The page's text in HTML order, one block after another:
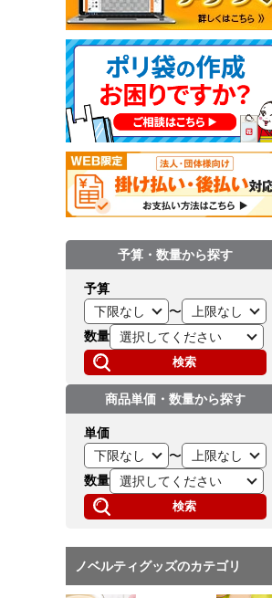
予算・数量から探す
予算
〜
数量
検索
商品単価・数量から探す
単価
〜
数量
検索
ノベルティグッズのカテゴリ